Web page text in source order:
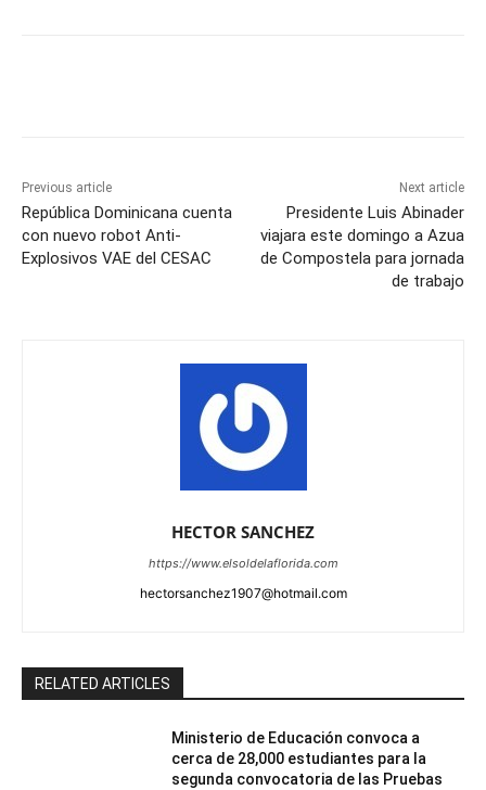
Previous article
República Dominicana cuenta
con nuevo robot Anti-
Explosivos VAE del CESAC
Next article
Presidente Luis Abinader
viajara este domingo a Azua
de Compostela para jornada
de trabajo
HECTOR SANCHEZ
https://www.elsoldelaflorida.com
hectorsanchez1907@hotmail.com
RELATED ARTICLES
Ministerio de Educación convoca a
cerca de 28,000 estudiantes para la
segunda convocatoria de las Pruebas